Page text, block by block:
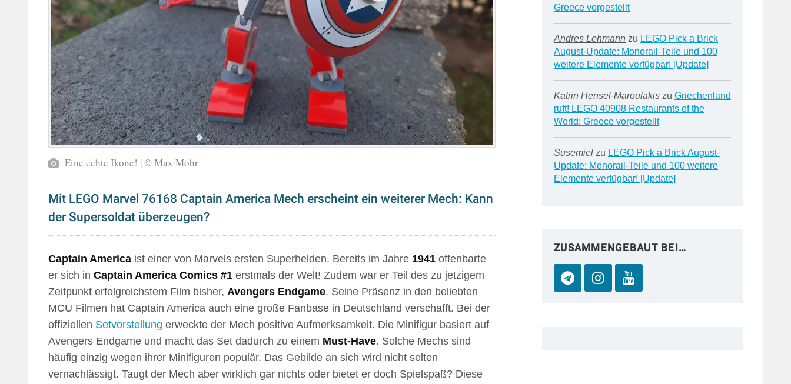
Eine echte Ikone! | © Max Mohr
Mit LEGO Marvel 76168 Captain America Mech erscheint ein weiterer Mech: Kann
der Supersoldat überzeugen?
Captain America ist einer von Marvels ersten Superhelden. Bereits im Jahre 1941 offenbarte
er sich in Captain America Comics #1 erstmals der Welt! Zudem war er Teil des zu jetzigem
Zeitpunkt erfolgreichstem Film bisher, Avengers Endgame. Seine Präsenz in den beliebten
MCU Filmen hat Captain America auch eine große Fanbase in Deutschland verschafft. Bei der
offiziellen Setvorstellung erweckte der Mech positive Aufmerksamkeit. Die Minifigur basiert auf
Avengers Endgame und macht das Set dadurch zu einem Must-Have. Solche Mechs sind
häufig einzig wegen ihrer Minifiguren populär. Das Gebilde an sich wird nicht selten
vernachlässigt. Taugt der Mech aber wirklich gar nichts oder bietet er doch Spielspaß? Diese
Greece vorgestellt
Andres Lehmannzu LEGO Pick a Brick
August-Update: Monorail-Teile und 100
weitere Elemente verfügbar! [Update]
Katrin Hensel-Maroulakiszu Griechenland
ruft! LEGO 40908 Restaurants of the
World: Greece vorgestellt
Susemielzu LEGO Pick a Brick August-
Update: Monorail-Teile und 100 weitere
Elemente verfügbar! [Update]
ZUSAMMENGEBAUT BEI…